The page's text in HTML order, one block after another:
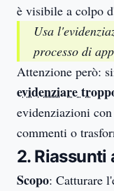
è visibile a colpo
Usa
processo di
Attenzione però:
evidenziare
evidenziazioni
commenti o
2. Riassunti
Scopo: Catturare